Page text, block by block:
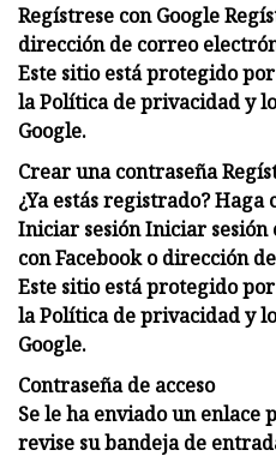
Regístrese con Google
dirección de correo
Este sitio está protegido
la Política de privacidad y
Google.
Crear una contraseña
¿Ya estás registrado?
Iniciar sesión Iniciar sesión
con Facebook o dirección
Este sitio está protegido
la Política de privacidad y
Google.
Contraseña de acceso
Se le ha enviado un enlace
revise su bandeja de